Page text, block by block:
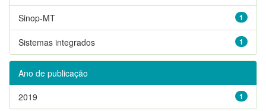
1
Sinop-MT
1
Sistemas integrados
Ano de publicação
1
2019